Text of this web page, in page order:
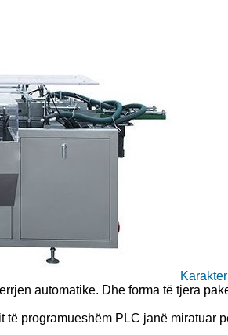
automatike. Dhe forma të tjera
programueshëm PLC janë